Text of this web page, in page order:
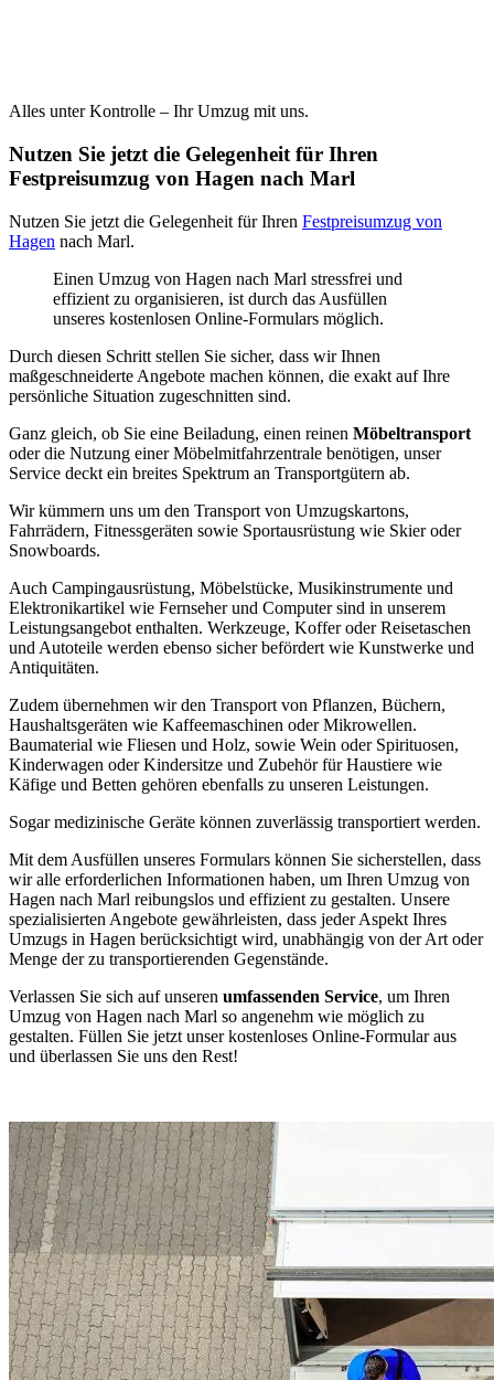
Alles unter Kontrolle – Ihr Umzug mit uns.
Nutzen Sie jetzt die Gelegenheit für Ihren
Festpreisumzug von Hagen nach Marl
Nutzen Sie jetzt die Gelegenheit für Ihren Festpreisumzug von
Hagen nach Marl.
Einen Umzug von Hagen nach Marl stressfrei und
effizient zu organisieren, ist durch das Ausfüllen
unseres kostenlosen Online-Formulars möglich.
Durch diesen Schritt stellen Sie sicher, dass wir Ihnen
maßgeschneiderte Angebote machen können, die exakt auf Ihre
persönliche Situation zugeschnitten sind.
Ganz gleich, ob Sie eine Beiladung, einen reinen Möbeltransport
oder die Nutzung einer Möbelmitfahrzentrale benötigen, unser
Service deckt ein breites Spektrum an Transportgütern ab.
Wir kümmern uns um den Transport von Umzugskartons,
Fahrrädern, Fitnessgeräten sowie Sportausrüstung wie Skier oder
Snowboards.
Auch Campingausrüstung, Möbelstücke, Musikinstrumente und
Elektronikartikel wie Fernseher und Computer sind in unserem
Leistungsangebot enthalten. Werkzeuge, Koffer oder Reisetaschen
und Autoteile werden ebenso sicher befördert wie Kunstwerke und
Antiquitäten.
Zudem übernehmen wir den Transport von Pflanzen, Büchern,
Haushaltsgeräten wie Kaffeemaschinen oder Mikrowellen.
Baumaterial wie Fliesen und Holz, sowie Wein oder Spirituosen,
Kinderwagen oder Kindersitze und Zubehör für Haustiere wie
Käfige und Betten gehören ebenfalls zu unseren Leistungen.
Sogar medizinische Geräte können zuverlässig transportiert werden.
Mit dem Ausfüllen unseres Formulars können Sie sicherstellen, dass
wir alle erforderlichen Informationen haben, um Ihren Umzug von
Hagen nach Marl reibungslos und effizient zu gestalten. Unsere
spezialisierten Angebote gewährleisten, dass jeder Aspekt Ihres
Umzugs in Hagen berücksichtigt wird, unabhängig von der Art oder
Menge der zu transportierenden Gegenstände.
Verlassen Sie sich auf unseren umfassenden Service, um Ihren
Umzug von Hagen nach Marl so angenehm wie möglich zu
gestalten. Füllen Sie jetzt unser kostenloses Online-Formular aus
und überlassen Sie uns den Rest!